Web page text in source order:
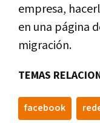
empresa,
en una página
migración.
TEMAS
facebook